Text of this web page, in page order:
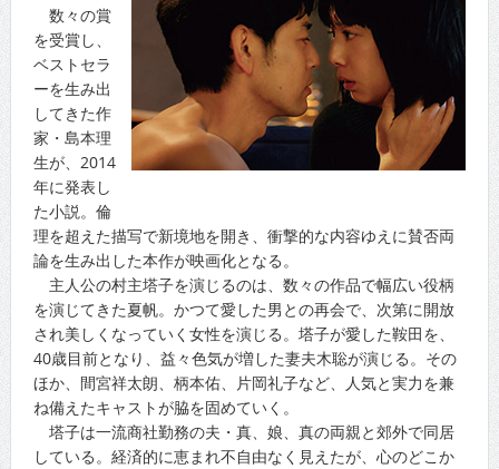
数々の賞
を受賞し、
ベストセラ
ーを生み出
してきた作
家・島本理
生が、2014
年に発表し
た小説。倫
理を超えた描写で新境地を開き、衝撃的な内容ゆえに賛否両
論を生み出した本作が映画化となる。
主人公の村主塔子を演じるのは、数々の作品で幅広い役柄
を演じてきた夏帆。かつて愛した男との再会で、次第に開放
され美しくなっていく女性を演じる。塔子が愛した鞍田を、
40歳目前となり、益々色気が増した妻夫木聡が演じる。その
ほか、間宮祥太朗、柄本佑、片岡礼子など、人気と実力を兼
ね備えたキャストが脇を固めていく。
塔子は一流商社勤務の夫・真、娘、真の両親と郊外で同居
している。経済的に恵まれ不自由なく見えたが、心のどこか